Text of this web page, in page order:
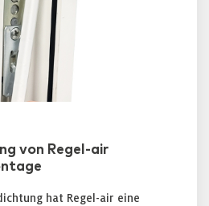
von Regel-air
hat Regel-air eine